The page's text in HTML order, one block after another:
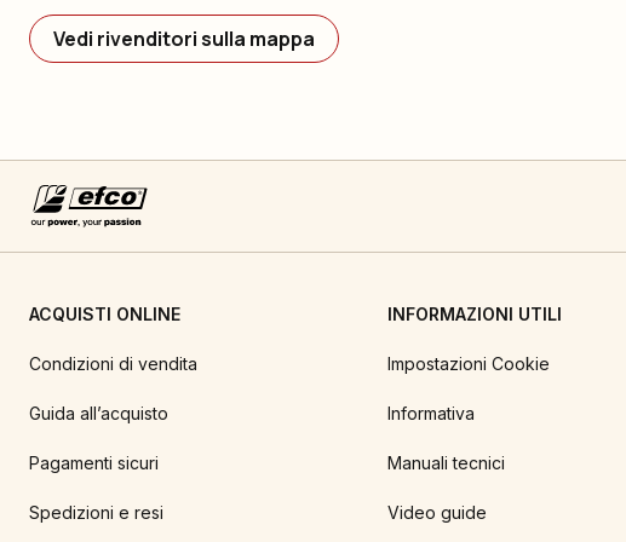
Vedi rivenditori sulla mappa
ACQUISTI ONLINE
Condizioni di vendita
Guida all’acquisto
Pagamenti sicuri
Spedizioni e resi
INFORMAZIONI UTILI
Impostazioni Cookie
Informativa
Manuali tecnici
Video guide